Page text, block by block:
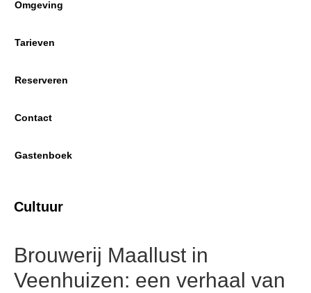
Omgeving
Tarieven
Reserveren
Contact
Gastenboek
Cultuur
Brouwerij Maallust in
Veenhuizen: een verhaal van